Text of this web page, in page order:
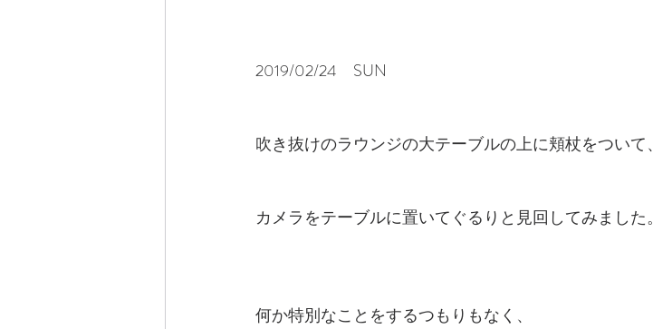
2019/02/24　SUN
吹き抜けのラウンジの大テーブルの上に頬杖をついて、
カメラをテーブルに置いてぐるりと見回してみました。
何か特別なことをするつもりもなく、